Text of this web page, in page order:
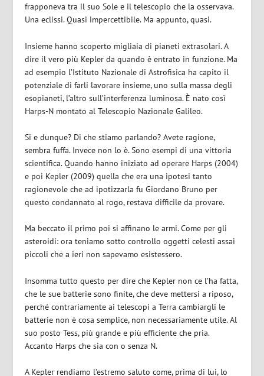
frapponeva tra il suo Sole e il telescopio che la osservava.
Una eclissi. Quasi impercettibile. Ma appunto, quasi.
Insieme hanno scoperto migliaia di pianeti extrasolari. A
dire il vero più Kepler da quando è entrato in funzione. Ma
ad esempio l’Istituto Nazionale di Astrofisica ha capito il
potenziale di farli lavorare insieme, uno sulla massa degli
esopianeti, l’altro sull’interferenza luminosa. È nato così
Harps-N montato al Telescopio Nazionale Galileo.
Si e dunque? Di che stiamo parlando? Avete ragione,
sembra fuffa. Invece non lo è. Sono esempi di una vittoria
scientifica. Quando hanno iniziato ad operare Harps (2004)
e poi Kepler (2009) quella che era una ipotesi tanto
ragionevole che ad ipotizzarla fu Giordano Bruno per
questo condannato al rogo, restava difficile da provare.
Ma beccato il primo poi si affinano le armi. Come per gli
asteroidi: ora teniamo sotto controllo oggetti celesti assai
piccoli che a ieri non sapevamo esistessero.
Insomma tutto questo per dire che Kepler non ce l’ha fatta,
che le sue batterie sono finite, che deve mettersi a riposo,
perché contrariamente ai telescopi a Terra cambiargli le
batterie non è cosa semplice, non necessariamente utile. Al
suo posto Tess, più grande e più efficiente che pria.
Accanto Harps che sia con o senza N.
A Kepler rendiamo l’estremo saluto come, prima di lui, lo